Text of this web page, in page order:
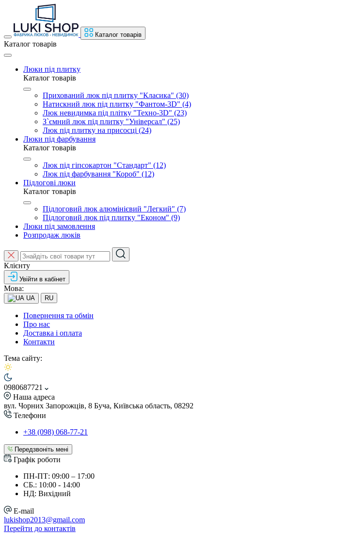
Каталог товарів
Каталог товарів
Люки під плитку
Каталог товарів
Прихований люк під плитку "Класика" (30)
Натискний люк під плитку "Фантом-3D" (4)
Люк невидимка під плітку "Техно-3D" (23)
З`ємний люк під плитку "Універсал" (25)
Люк під плитку на присосці (24)
Люки під фарбування
Каталог товарів
Люк під гіпсокартон "Стандарт" (12)
Люк під фарбування "Короб" (12)
Підлогові люки
Каталог товарів
Підлоговий люк алюмінієвий "Легкий" (7)
Підлоговий люк під плитку "Економ" (9)
Люки під замовлення
Розпродаж люків
Клієнту
Увійти в кабінет
Мова:
UA RU
Повернення та обмін
Про нас
Доставка і оплата
Контакти
Тема сайту:
0980687721
Наша адреса
вул. Чорних Запорожців, 8 Буча, Київська область, 08292
Телефони
+38 (098) 068-77-21
Передзвоніть мені
Графік роботи
ПН-ПТ: 09:00 – 17:00
СБ.: 10:00 - 14:00
НД: Вихідний
E-mail
lukishop2013@gmail.com
Перейти до контактів